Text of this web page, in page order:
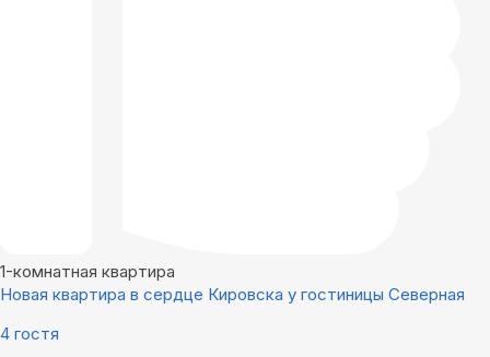
1-комнатная квартира
Новая квартира в сердце Кировска у гостиницы Северная
4 гостя